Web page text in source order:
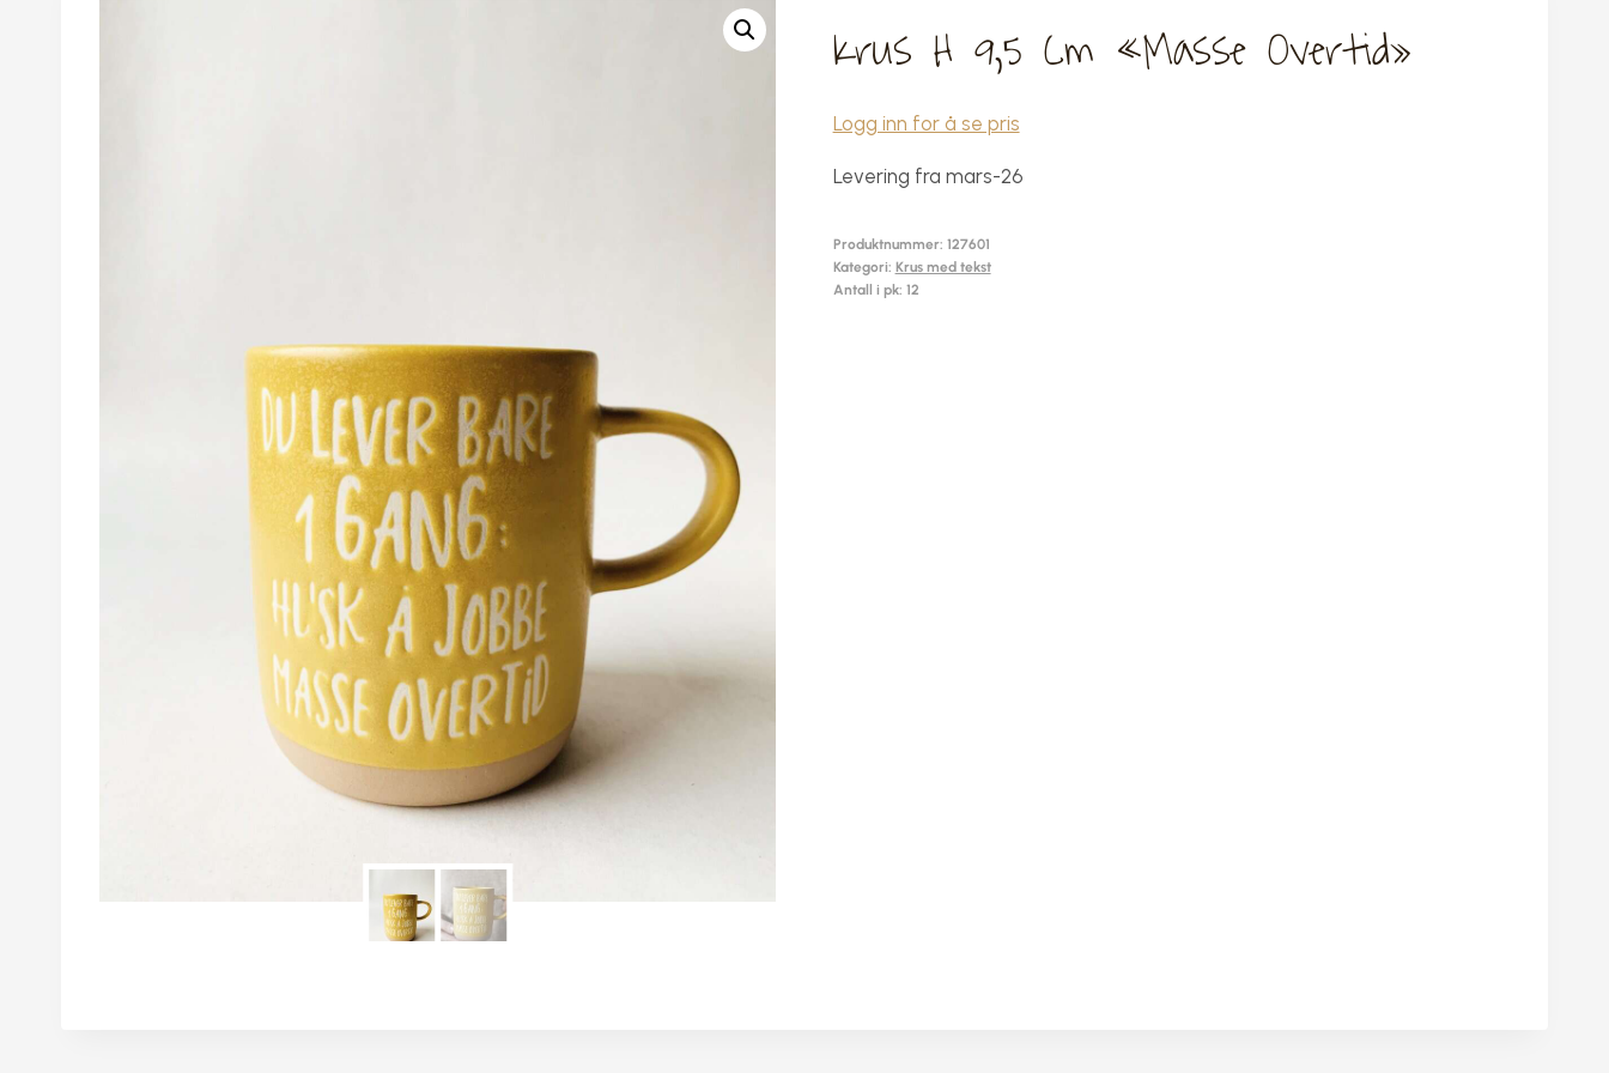
Krus H 9,5 Cm «Masse Overtid»
Logg inn for å se pris
Levering fra mars-26
Produktnummer: 127601
Kategori: Krus med tekst
Antall i pk: 12